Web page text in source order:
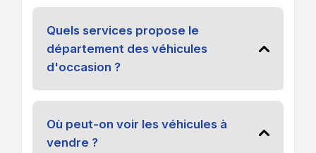
Quels services propose le
département des véhicules
d'occasion ?
Où peut-on voir les véhicules à
vendre ?